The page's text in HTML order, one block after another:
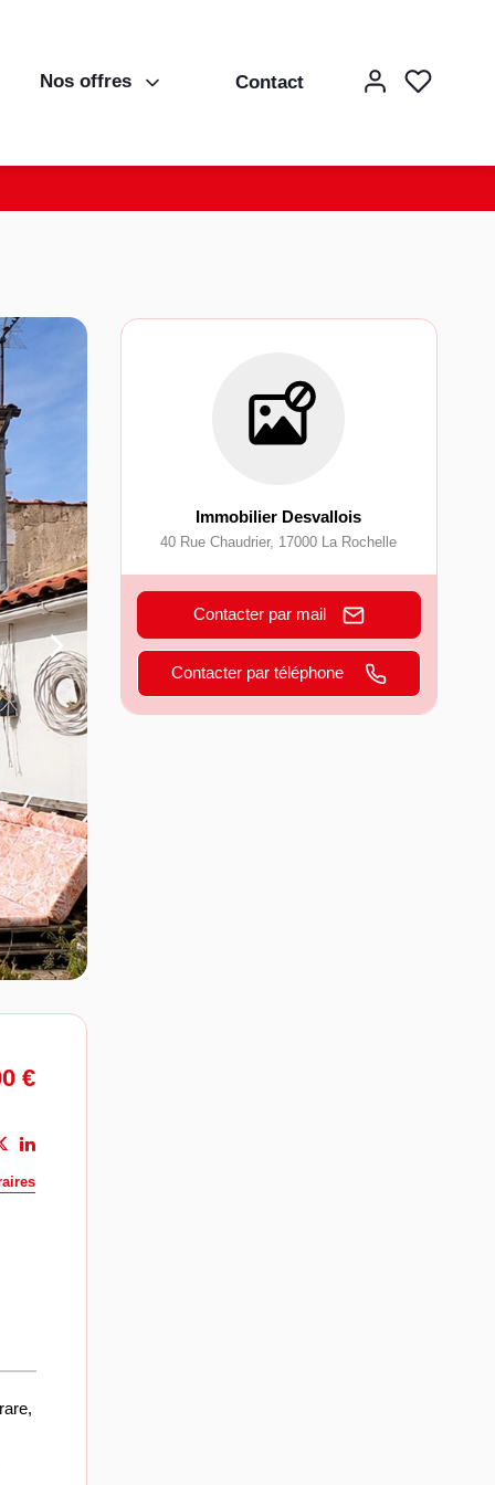
Nos offres Contact
€
Immobilier Desvallois
40 Rue Chaudrier, 17000 La Rochelle
Contacter par mail
Contacter par téléphone